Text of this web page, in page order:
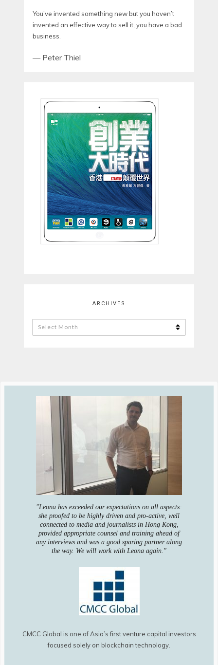
You’ve invented something new but you haven’t
invented an effective way to sell it, you have a bad
business.
— Peter Thiel
ARCHIVES
Archives
"Leona has exceeded our expectations on all aspects:
she proofed to be highly driven and pro-active, well
connected to media and journalists in Hong Kong,
provided appropriate counsel and training ahead of
any interviews and was a good sparing partner along
the way. We will work with Leona again."
CMCC Global is one of Asia’s first venture capital investors
focused solely on blockchain technology.